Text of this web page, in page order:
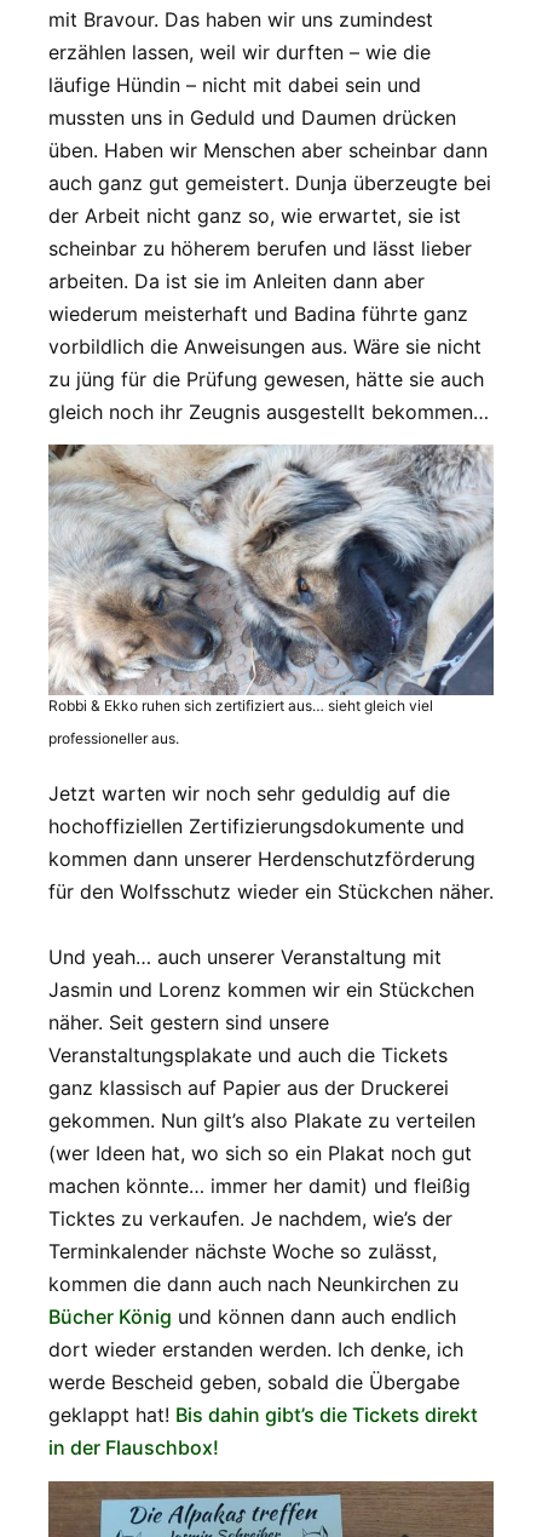
mit Bravour. Das haben wir uns zumindest
erzählen lassen, weil wir durften – wie die
läufige Hündin – nicht mit dabei sein und
mussten uns in Geduld und Daumen drücken
üben. Haben wir Menschen aber scheinbar dann
auch ganz gut gemeistert. Dunja überzeugte bei
der Arbeit nicht ganz so, wie erwartet, sie ist
scheinbar zu höherem berufen und lässt lieber
arbeiten. Da ist sie im Anleiten dann aber
wiederum meisterhaft und Badina führte ganz
vorbildlich die Anweisungen aus. Wäre sie nicht
zu jüng für die Prüfung gewesen, hätte sie auch
gleich noch ihr Zeugnis ausgestellt bekommen…
Robbi & Ekko ruhen sich zertifiziert aus… sieht gleich viel
professioneller aus.
Jetzt warten wir noch sehr geduldig auf die
hochoffiziellen Zertifizierungsdokumente und
kommen dann unserer Herdenschutzförderung
für den Wolfsschutz wieder ein Stückchen näher.
Und yeah… auch unserer Veranstaltung mit
Jasmin und Lorenz kommen wir ein Stückchen
näher. Seit gestern sind unsere
Veranstaltungsplakate und auch die Tickets
ganz klassisch auf Papier aus der Druckerei
gekommen. Nun gilt’s also Plakate zu verteilen
(wer Ideen hat, wo sich so ein Plakat noch gut
machen könnte… immer her damit) und fleißig
Ticktes zu verkaufen. Je nachdem, wie’s der
Terminkalender nächste Woche so zulässt,
kommen die dann auch nach Neunkirchen zu
Bücher König und können dann auch endlich
dort wieder erstanden werden. Ich denke, ich
werde Bescheid geben, sobald die Übergabe
geklappt hat! Bis dahin gibt’s die Tickets direkt
in der Flauschbox!